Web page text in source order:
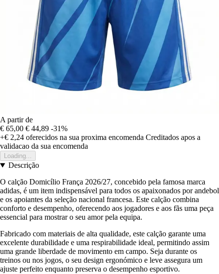
A partir de
€ 65,00 € 44,89 -31%
+€ 2,24 oferecidos na sua proxima encomenda Creditados apos a
validacao da sua encomenda
Loading...
Descrição
O calção Domicílio França 2026/27, concebido pela famosa marca
adidas, é um item indispensável para todos os apaixonados por andebol
e os apoiantes da seleção nacional francesa. Este calção combina
conforto e desempenho, oferecendo aos jogadores e aos fãs uma peça
essencial para mostrar o seu amor pela equipa.
Fabricado com materiais de alta qualidade, este calção garante uma
excelente durabilidade e uma respirabilidade ideal, permitindo assim
uma grande liberdade de movimento em campo. Seja durante os
treinos ou nos jogos, o seu design ergonómico e leve assegura um
ajuste perfeito enquanto preserva o desempenho esportivo.